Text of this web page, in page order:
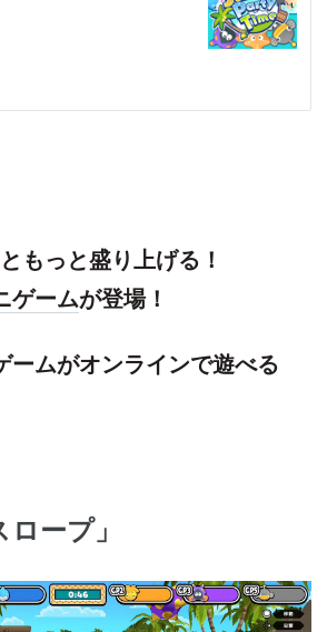
もっと盛り上げる！
ゲームが登場！
ームがオンラインで遊べる
ロープ」